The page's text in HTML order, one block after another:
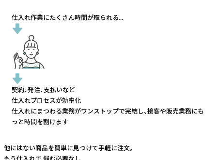
仕入れ作業にたくさん時間が取られる...
契約、発注、支払いなど
仕入れプロセスが効率化
仕入れにまつわる業務がワンストップで完結し、接客や販売業務にも
っと時間を割けます
他にはない商品を簡単に見つけて手軽に注文。